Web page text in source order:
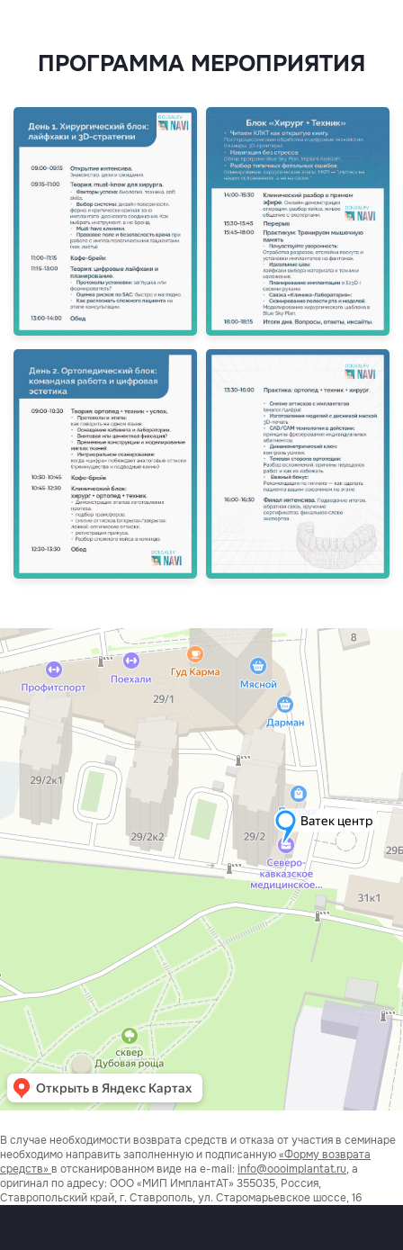
ПРОГРАММА МЕРОПРИЯТИЯ
В случае необходимости возврата средств и отказа от участия в семинаре
необходимо направить заполненную и подписанную«Форму возврата
средств» в отсканированном виде на e-mail: info@oooimplantat.ru, а
оригинал по адресу: ООО «МИП ИмплантАТ» 355035, Россия,
Ставропольский край, г. Ставрополь, ул. Старомарьевское шоссе, 16